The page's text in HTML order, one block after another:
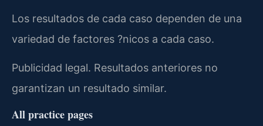
Los resultados de cada caso dependen de una
variedad de factores ?nicos a cada caso.
Publicidad legal. Resultados anteriores no
garantizan un resultado similar.
All practice pages